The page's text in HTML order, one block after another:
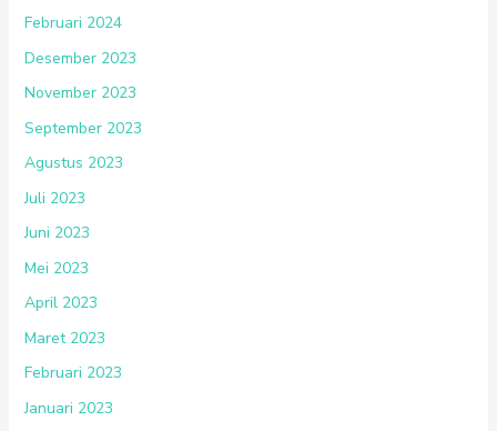
Februari 2024
Desember 2023
November 2023
September 2023
Agustus 2023
Juli 2023
Juni 2023
Mei 2023
April 2023
Maret 2023
Februari 2023
Januari 2023